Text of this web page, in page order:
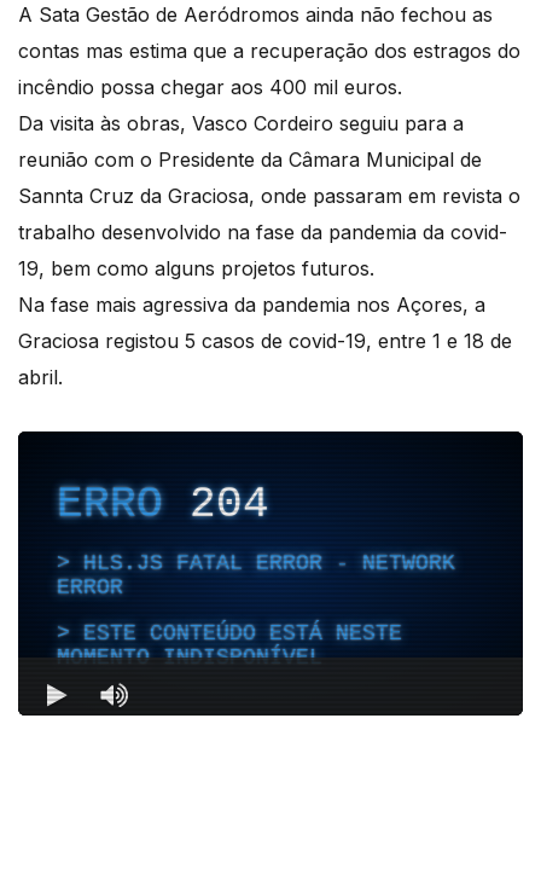
A Sata Gestão de Aeródromos ainda não fechou as
contas mas estima que a recuperação dos estragos do
incêndio possa chegar aos 400 mil euros.
Da visita às obras, Vasco Cordeiro seguiu para a
reunião com o Presidente da Câmara Municipal de
Sannta Cruz da Graciosa, onde passaram em revista o
trabalho desenvolvido na fase da pandemia da covid-
19, bem como alguns projetos futuros.
Na fase mais agressiva da pandemia nos Açores, a
Graciosa registou 5 casos de covid-19, entre 1 e 18 de
abril.